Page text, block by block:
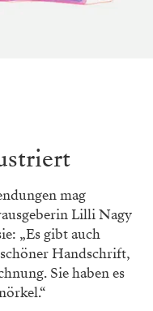
mag
Lilli Nagy
„Es gibt auch
Handschrift,
Sie haben es